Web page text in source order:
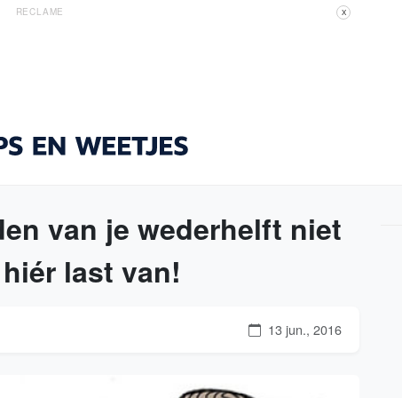
RECLAME X
van je wederhelft niet
last van!
13 jun., 2016